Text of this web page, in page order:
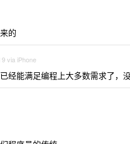
的
9 via iPhone
经能满足编程上大多数需求了，